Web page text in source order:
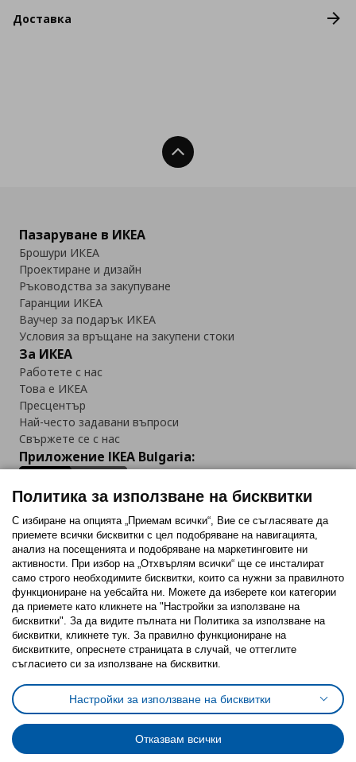
Доставка
Нагоре
Пазаруване в ИКЕА
Брошури ИКЕА
Проектиране и дизайн
Ръководства за закупуване
Гаранции ИКЕА
Ваучер за подарък ИКЕА
Условия за връщане на закупени стоки
За ИКЕА
Работете с нас
Това е ИКЕА
Пресцентър
Най-често задавани въпроси
Свържете се с нас
Приложение IKEA Bulgaria:
Последвайте ни:
FacebookTwitterYoutubePinterestInstagram
Политика за използване на бисквитки (Cookies)
Избор на настройки за използване на бисквитки
Условия за ползване на ikea.bgОбща политика за личните данни
Политика за защита на личните данни на ikea.bg
Общи условия на програма IKEA Family
Политика за защита на лични данни на програма IKEA Family
Политика за използване на бисквитки
С избиране на опцията „Приемам всички“, Вие се съгласявате да
приемете всички бисквитки с цел подобряване на навигацията,
анализ на посещенията и подобряване на маркетинговите ни
активности. При избор на „Отхвърлям всички“ ще се инсталират
само строго необходимитe бисквитки, които са нужни за правилното
функциониране на уебсайта ни. Можете да изберете кои категории
да приемете като кликнете на "Настройки за използване на
бисквитки". За да видите пълната ни Политика за използване на
бисквитки, кликнете тук. За правилно функциониране на
бисквитките, опреснете страницата в случай, че оттеглите
съгласието си за използване на бисквитки.
Настройки за използване на бисквитки
Отказвам всички